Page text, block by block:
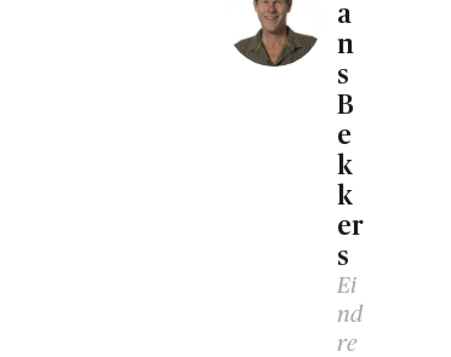
a
n
s
B
e
k
k
er
s
Ei
nd
re